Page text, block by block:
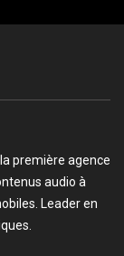
première agence
audio à
Leader en